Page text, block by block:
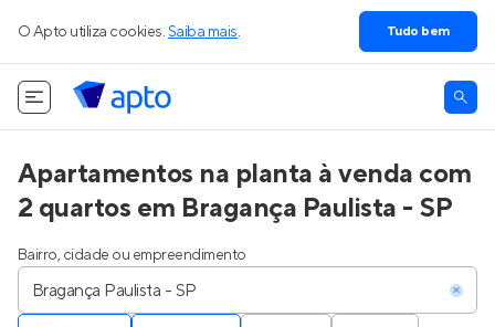
O Apto utiliza cookies. Saiba mais. Tudo bem
Apartamentos na planta à venda com
2 quartos em Bragança Paulista - SP
Bairro, cidade ou empreendimento